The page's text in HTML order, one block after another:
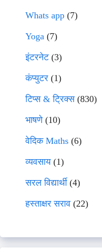
Whats app (7)
Yoga (7)
इंटरनेट(3)
कंप्युटर (1)
टिप्स & ट्रिक्स(830)
भाषणे(10)
वेदिक Maths (6)
व्यवसाय(1)
सरल विद्यार्थी(4)
हस्ताक्षर सराव (22)